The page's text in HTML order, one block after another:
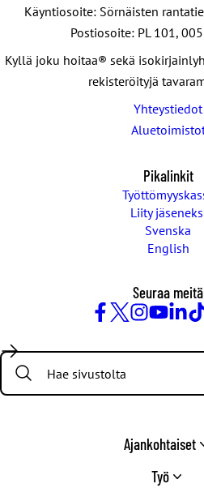
Käyntiosoite: Sörnäisten
Postiosoite: PL 101,
Kyllä joku hoitaa® sekä
rekisteröityjä
Yhteystiedot
Pikalinkit
Liity
Svenska
English
Seuraa meitä
/
Twitter
Search:
Ajankohtaiset
Työ